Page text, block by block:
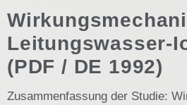
Leitungswasser-
(PDF / DE 1992)
Zusammenfassung der Studie: